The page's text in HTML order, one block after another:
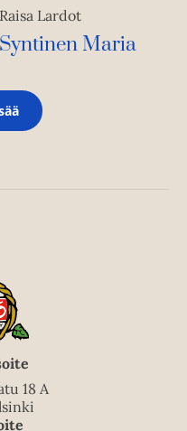
Raisa Lardot
Syntinen Maria
18 A